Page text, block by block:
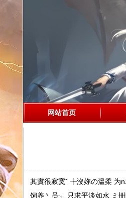
网站首页
其實很寂寞ˇ ┾沒妳の溫柔 为
饲养丶员╮ 只求平淡如水 ミ